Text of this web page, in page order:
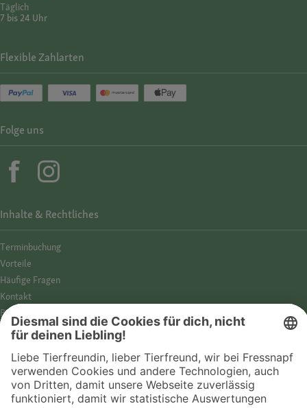
Täglich
7 bis 24 Uhr
Inhalte & Rechtliches
Termin­buchung
Vorteile
Häufige Fragen
Kontakt
Barrierefreiheit
Impressum
Cookies
AGB
Flexible Zahlarten
Folge uns